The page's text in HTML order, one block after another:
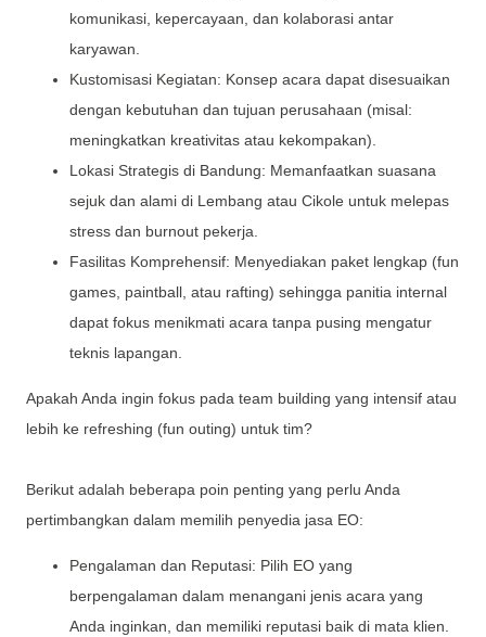
komunikasi, kepercayaan, dan kolaborasi antar
karyawan.
Kustomisasi Kegiatan: Konsep acara dapat disesuaikan
dengan kebutuhan dan tujuan perusahaan (misal:
meningkatkan kreativitas atau kekompakan).
Lokasi Strategis di Bandung: Memanfaatkan suasana
sejuk dan alami di Lembang atau Cikole untuk melepas
stress dan burnout pekerja.
Fasilitas Komprehensif: Menyediakan paket lengkap (fun
games, paintball, atau rafting) sehingga panitia internal
dapat fokus menikmati acara tanpa pusing mengatur
teknis lapangan.
Apakah Anda ingin fokus pada team building yang intensif atau
lebih ke refreshing (fun outing) untuk tim?
Berikut adalah beberapa poin penting yang perlu Anda
pertimbangkan dalam memilih penyedia jasa EO:
Pengalaman dan Reputasi: Pilih EO yang
berpengalaman dalam menangani jenis acara yang
Anda inginkan, dan memiliki reputasi baik di mata klien.